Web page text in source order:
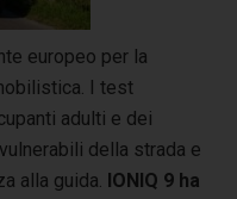
europeo per la
I test
adulti e dei
della strada e
alla guida. IONIQ 9 ha